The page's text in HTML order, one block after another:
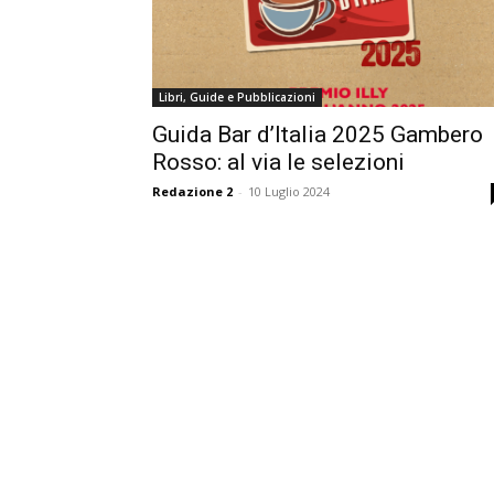
Libri, Guide e Pubblicazioni
Guida Bar d’Italia 2025 Gambero
Rosso: al via le selezioni
Redazione 2 - 10 Luglio 2024